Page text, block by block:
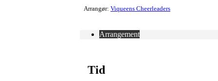
Arrangør: Viqueens Cheerleaders
Arrangement
Tid